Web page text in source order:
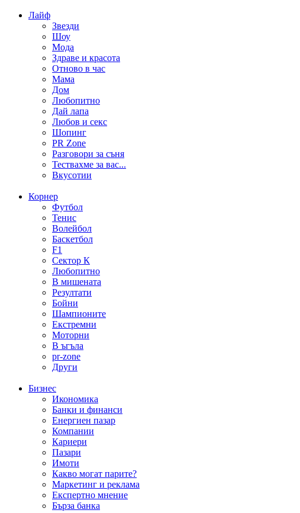
Лайф
Звезди
Шоу
Мода
Здраве и красота
Отново в час
Мама
Дом
Любопитно
Дай лапа
Любов и секс
Шопинг
PR Zone
Разговори за съня
Тествахме за вас...
Вкусотии
Корнер
Футбол
Тенис
Волейбол
Баскетбол
F1
Сектор К
Любопитно
В мишената
Резултати
Бойни
Шампионите
Екстремни
Моторни
В ъгъла
pr-zone
Други
Бизнес
Икономика
Банки и финанси
Енергиен пазар
Компании
Кариери
Пазари
Имоти
Какво могат парите?
Маркетинг и реклама
Експертно мнение
Бърза банка